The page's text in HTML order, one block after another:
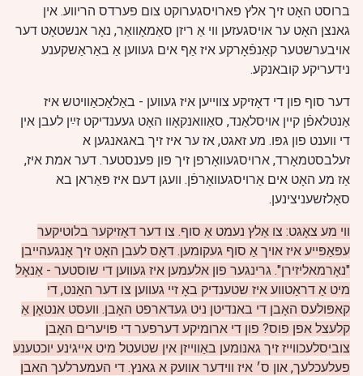
ברוסט האָט זיך אלץ פארויסגערוקט צום פערדס הריווע. אין
גאנצן האָט ער אויסגעזען ווי אַ ריזן סאַמאָוואַר, נאָר אנשטאָט דער
אויבערשטער קאַנפֿאָרקע איז אַף אים געווען אַ באַראַשקענע
נידעריקע קובאנקע.
דער סוף פון די דאָזיקע צווייען איז געווען - באַלאַכאַוויטש איז
אַנטלאפֿן קיין אויסלאַנד, סאַוואנקאָוו האָט געענדיקט זײַן לעבן אין
די ווענט פון גפּו. מע זאגט, אז ער איז זיך באגאנגען א
זעלבסטמאָרד, ארויסגעוואָרפן זיך פון פענסטער. דער אמת איז,
אַז מע האָט אים אַרויסגעוואָרפֿן. וועגן דעם איז פּאַראן בא
סאָלזשעניצינען.
ווי מע צאָגט: צו אַלץ נעמט אַ סוף. צו דער דאָזיקער בלוטיקער
עפּאַפּייע איז אויך אַ סוף געקומען. דאָס לעבן האָט זיך אָנגעהייבן
"נאָרמאליזירן". גרינגער פון אלעמען איז געווען די שוסטער - אַנאָל
מיט אַ דראַטווע איז שטענדיק באָ זיי געווען צו דער האַנט, די
קאפּולעס האָבן די באנדיטן ניט געדארפט האָבן. וועסט אנטאָן אַ
קלעצל אפן פוס? פון די ארומיקע דערפער די פּויערים האָבן
צוביסלעכווייז זיך גאנומען באַווייזן אין שטעטל מיט אייגינע יוכטענע
פעלעכלעך, און ס׳ איז ווידער אוועק א גאנץ. די העמערלעך האבן